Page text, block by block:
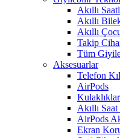
Akıllı
Akıllı
Akıllı
Takip
Tüm
Aksesuarlar
Telefon
AirPods
Kulaklıklar
Akıllı
AirPods
Ekran